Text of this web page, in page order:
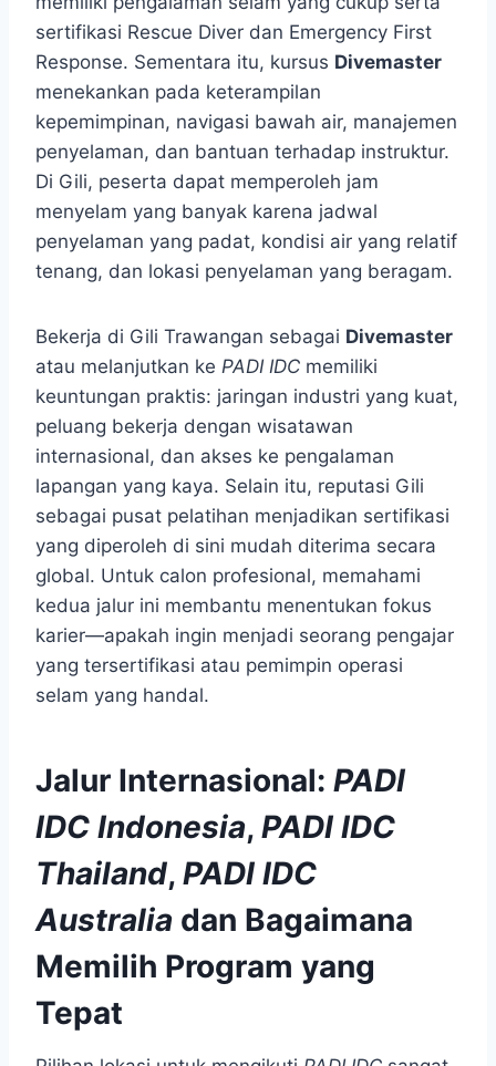
sertifikasi Rescue Diver dan Emergency First
Response. Sementara itu, kursus Divemaster
menekankan pada keterampilan
kepemimpinan, navigasi bawah air, manajemen
penyelaman, dan bantuan terhadap instruktur.
Di Gili, peserta dapat memperoleh jam
menyelam yang banyak karena jadwal
penyelaman yang padat, kondisi air yang relatif
tenang, dan lokasi penyelaman yang beragam.
Bekerja di Gili Trawangan sebagai Divemaster
atau melanjutkan ke PADI IDC memiliki
keuntungan praktis: jaringan industri yang kuat,
peluang bekerja dengan wisatawan
internasional, dan akses ke pengalaman
lapangan yang kaya. Selain itu, reputasi Gili
sebagai pusat pelatihan menjadikan sertifikasi
yang diperoleh di sini mudah diterima secara
global. Untuk calon profesional, memahami
kedua jalur ini membantu menentukan fokus
karier—apakah ingin menjadi seorang pengajar
yang tersertifikasi atau pemimpin operasi
selam yang handal.
Jalur Internasional: PADI
IDC Indonesia, PADI IDC
Thailand, PADI IDC
Australia dan Bagaimana
Memilih Program yang
Tepat